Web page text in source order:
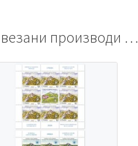
производи …